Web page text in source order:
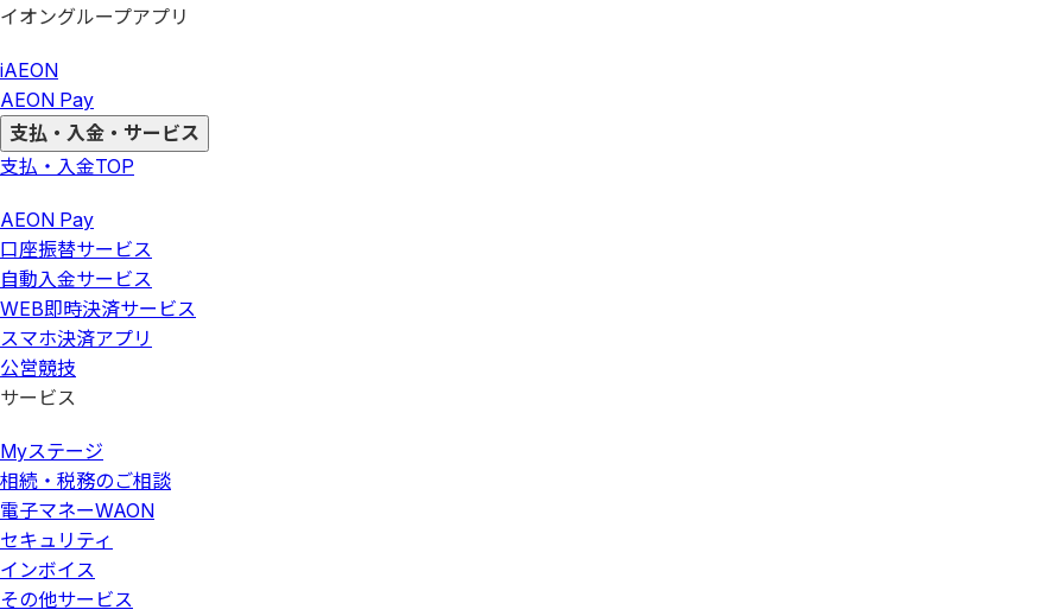
イオングループアプリ
iAEON
AEON Pay
支払・入金・サービス
支払・入金TOP
AEON Pay
口座振替サービス
自動入金サービス
WEB即時決済サービス
スマホ決済アプリ
公営競技
サービス
Myステージ
相続・税務のご相談
電子マネーWAON
セキュリティ
インボイス
その他サービス